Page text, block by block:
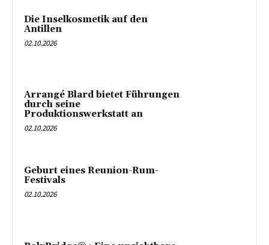
Die Inselkosmetik auf den
Antillen
02.10.2026
Arrangé Blard bietet Führungen
durch seine
Produktionswerkstatt an
02.10.2026
Geburt eines Reunion-Rum-
Festivals
02.10.2026